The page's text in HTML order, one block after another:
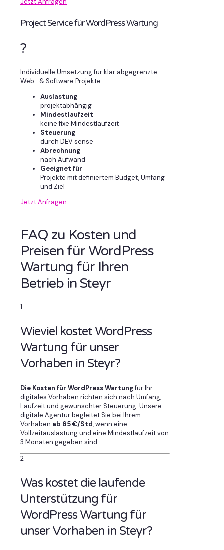
Project Service für WordPress Wartung
?
Individuelle Umsetzung für klar abgegrenzte
Web- & Software Projekte.
Auslastung
projektabhängig
Mindestlaufzeit
keine fixe Mindestlaufzeit
Steuerung
durch DEV sense
Abrechnung
nach Aufwand
Geeignet für
Projekte mit definiertem Budget, Umfang
und Ziel
Jetzt Anfragen
FAQ zu Kosten und
Preisen für WordPress
Wartung für Ihren
Betrieb in Steyr
1
Wieviel kostet WordPress
Wartung für unser
Vorhaben in Steyr?
Die Kosten für WordPress Wartungfür Ihr
digitales Vorhaben richten sich nach Umfang,
Laufzeit und gewünschter Steuerung. Unsere
digitale Agentur begleitet Sie bei Ihrem
Vorhaben ab 65 €/Std, wenn eine
Vollzeitauslastung und eine Mindestlaufzeit von
3 Monaten gegeben sind.
2
Was kostet die laufende
Unterstützung für
WordPress Wartung für
unser Vorhaben in Steyr?